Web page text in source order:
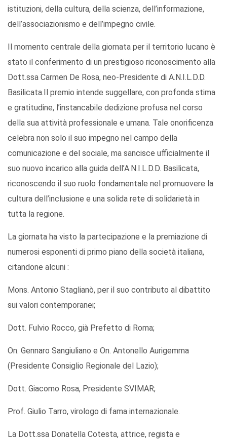
istituzioni, della cultura, della scienza, dell’informazione,
dell’associazionismo e dell’impegno civile.
Il momento centrale della giornata per il territorio lucano è
stato il conferimento di un prestigioso riconoscimento alla
Dott.ssa Carmen De Rosa, neo-Presidente di A.N.I.L.D.D.
Basilicata.Il premio intende suggellare, con profonda stima
e gratitudine, l’instancabile dedizione profusa nel corso
della sua attività professionale e umana. Tale onorificenza
celebra non solo il suo impegno nel campo della
comunicazione e del sociale, ma sancisce ufficialmente il
suo nuovo incarico alla guida dell’A.N.I.L.D.D. Basilicata,
riconoscendo il suo ruolo fondamentale nel promuovere la
cultura dell’inclusione e una solida rete di solidarietà in
tutta la regione.
La giornata ha visto la partecipazione e la premiazione di
numerosi esponenti di primo piano della società italiana,
citandone alcuni :
Mons. Antonio Staglianò, per il suo contributo al dibattito
sui valori contemporanei;
Dott. Fulvio Rocco, già Prefetto di Roma;
On. Gennaro Sangiuliano e On. Antonello Aurigemma
(Presidente Consiglio Regionale del Lazio);
Dott. Giacomo Rosa, Presidente SVIMAR;
Prof. Giulio Tarro, virologo di fama internazionale.
La Dott.ssa Donatella Cotesta, attrice, regista e